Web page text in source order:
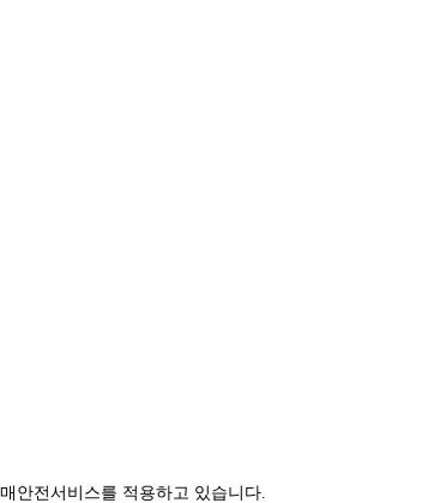
안전서비스를 적용하고 있습니다.